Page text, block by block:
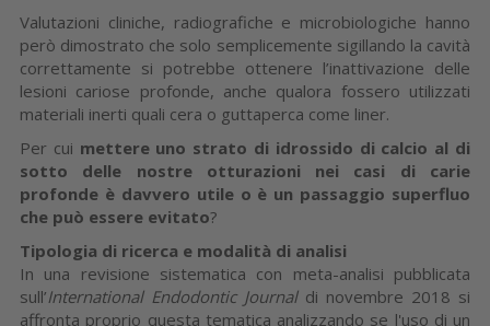
Valutazioni cliniche, radiografiche e microbiologiche hanno
però dimostrato che solo semplicemente sigillando la cavità
correttamente si potrebbe ottenere l’inattivazione delle
lesioni cariose profonde, anche qualora fossero utilizzati
materiali inerti quali cera o guttaperca come liner.
Per cui mettere uno strato di idrossido di calcio al di
sotto delle nostre otturazioni nei casi di carie
profonde è davvero utile o è un passaggio superfluo
che può essere evitato?
Tipologia di ricerca e modalità di analisi
In una revisione sistematica con meta-analisi pubblicata
sull’International Endodontic Journal di novembre 2018 si
affronta proprio questa tematica analizzando se l'uso di un